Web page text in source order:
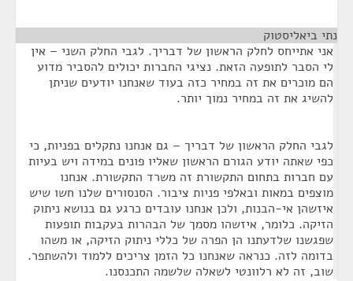
נתי ביאליסטוק
אני אתייחס לחלק הראשון של דבריך. לגבי החלק השני – אין
לי הסבר לתופעה הזאת. נציגי החברות יכולים להסביר מדוע
הם מוכרים את זה במחיר כזה בעוד שאנחנו יודעים שניתן
להשיג את זה במחיר נמוך יותר.
לגבי החלק הראשון של דבריך – גם אנחנו נתקלים בפניות, כי
כפי שאתה יודע הגורם הראשון שאליו פונים במידה ויש בעיות
עם חברות בתחום התקשורת זה משרד התקשורת. אנחנו
מוצפים במאות ובאלפי פניות ציבור. הסנסורים שלנו חשו שיש
איזשהן אי-הבנות, ולכן אנחנו עובדים כרגע גם בנושא ניתוק
הזיקה. כלומר, איזשהו מסמך של הבהרות בעקבות תופעות
שפגשנו שלדעתנו הן הפרה של כללי ניתוק הזיקה, או משהו
בדומה לזה. כנראה שאנחנו כל הזמן צריכים ללמוד ולהשתפר.
שוב, זה לא רלוונטי לשאלה שלשמה התכנסנו.